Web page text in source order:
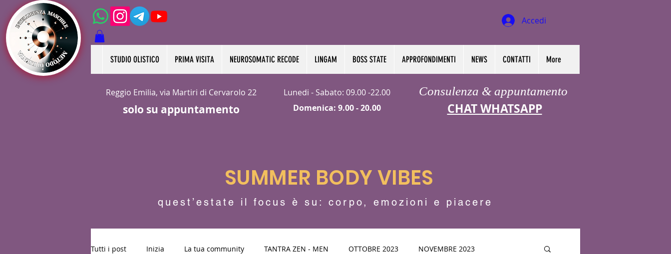
Accedi
STUDIO OLISTICO PRIMA VISITA NEUROSOMATIC RECODE LINGAM BOSS STATE APPROFONDIMENTI NEWS CONTATTI More
Reggio Emilia, via Martiri di Cervarolo 22
solo su appuntamento
Lunedi - Sabato: 09.00 -22.00
Domenica: 9.00 - 20.00​
Consulenza & appuntamento
CHAT WHATSAPP
SUMMER BODY VIBES
quest’estate il focus è su: corpo, emozioni e piacere
Tutti i post Inizia La tua community TANTRA ZEN - MEN OTTOBRE 2023 NOVEMBRE 2023